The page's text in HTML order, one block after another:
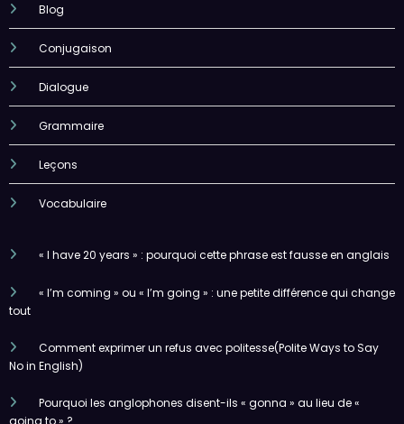
Blog
Conjugaison
Dialogue
Grammaire
Leçons
Vocabulaire
« I have 20 years » : pourquoi cette phrase est fausse en anglais
« I’m coming » ou « I’m going » : une petite différence qui change
tout
Comment exprimer un refus avec politesse(Polite Ways to Say
No in English)
Pourquoi les anglophones disent-ils « gonna » au lieu de «
going to » ?